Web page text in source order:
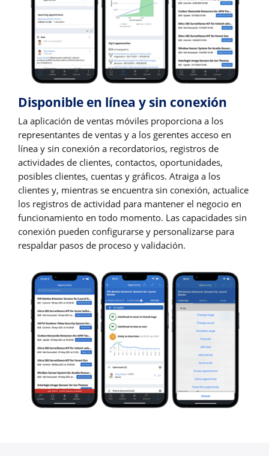
Disponible en línea y sin conexión
La aplicación de ventas móviles proporciona a los
representantes de ventas y a los gerentes acceso en
línea y sin conexión a recordatorios, registros de
actividades de clientes, contactos, oportunidades,
posibles clientes, cuentas y gráficos. Atraiga a los
clientes y, mientras se encuentra sin conexión, actualice
los registros de actividad para mantener el negocio en
funcionamiento en todo momento. Las capacidades sin
conexión pueden configurarse y personalizarse para
respaldar pasos de proceso y validación.